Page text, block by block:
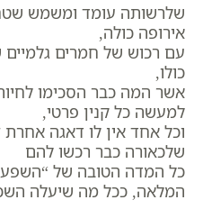
שלרשותה עומד ומשמש
אירופה כולה,
עם רכוש של חמרים
כולו,
אשר המה כבר הסכימו
למעשה כל קנין פרטי,
וכל אחד אין לו דאגה
שלכאורה כבר רכשו להם
כל המדה הטובה של
המלאה, ככל מה שיעלה